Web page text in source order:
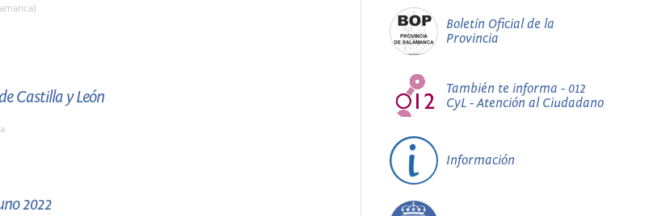
Castilla y León
2022
Boletín Oficial de la
Provincia
También te informa - 012
CyL - Atención al Ciudadano
Información